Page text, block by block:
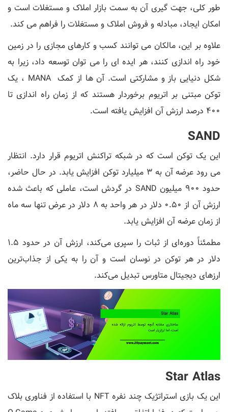
طور کلی، جهت گیری آن به سمت بازار املاک و مستغلات است و
امکان ایجاد، مبادله و فروش املاک و مستغلات را فراهم می کند.
علاوه بر این، مالکان می توانند کسب و کارهای مجازی را در زمین
خود راه اندازی کنند، هر ایده ای را می توان توسعه داد، زیرا به
شکل دنیایی باز و مشارکتی است. آن‌ ها از کمک MANA ، یک
توکن مبتنی بر اتریوم برخوردار هستند که از زمان راه ‌اندازی تا
۴۰۰ درصد ارزش آن افزایش یافته است.
SAND
این یک توکن است که در شبکه تراکنش اتریوم قرار دارد. انتظار
می رود عرضه آن به 3 میلیارد توکن افزایش یابد. در حال حاضر،
حدود 900 میلیون SAND در گردش است، عاملی که باعث شده
ارزش آن از 0.50 دلار در هر واحد به 8 دلار در عرض تنها سه ماه
از زمان عرضه آن افزایش یابد.
مطمئناً دوره‌ای از ثبات را سپری می‌کند، ارزش آن در حدود 1.5
دلار در هر توکن در نوسان است و آن را به یکی از جذاب‌ترین
ارزهای دیجیتال متاورس تبدیل می‌کند.
Star Atlas
این یک بازی استراتژیک چند نفره NFT با استفاده از فناوری بلاک